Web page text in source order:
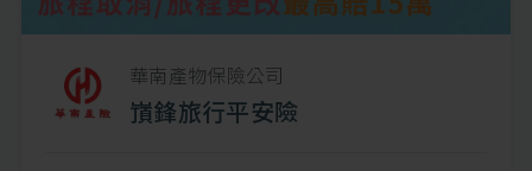
華南產物保險公司
嵿鋒旅行平安險